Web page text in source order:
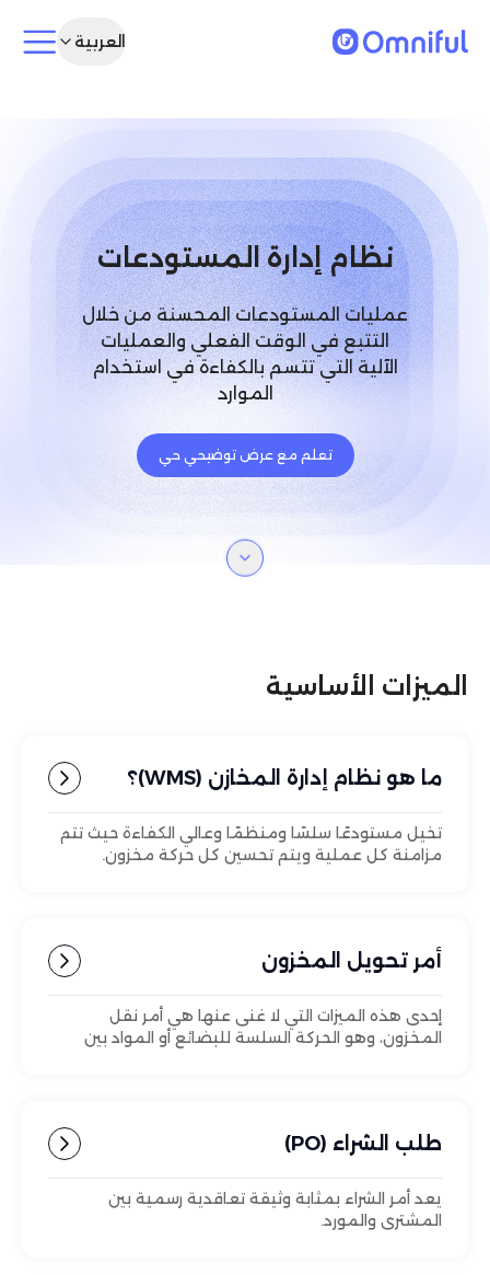
العربية
نظام إدارة المستودعات
عمليات المستودعات المحسنة من خلال
التتبع في الوقت الفعلي والعمليات
الآلية التي تتسم بالكفاءة في استخدام
الموارد
تعلم مع عرض توضيحي حي
الميزات الأساسية
ما هو نظام إدارة المخازن (WMS)؟
تخيل مستودعًا سلسًا ومنظمًا وعالي الكفاءة حيث تتم
مزامنة كل عملية ويتم تحسين كل حركة مخزون.
أمر تحويل المخزون
إحدى هذه الميزات التي لا غنى عنها هي أمر نقل
المخزون، وهو الحركة السلسة للبضائع أو المواد بين
طلب الشراء (PO)
يعد أمر الشراء بمثابة وثيقة تعاقدية رسمية بين
المشتري والمورد.